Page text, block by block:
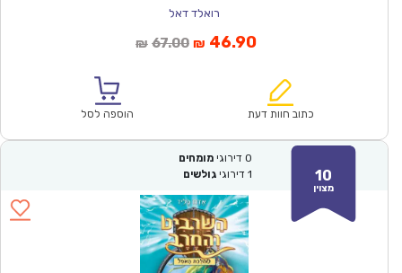
רואלד דאל
₪ 67.00המחיר
₪67.00.
₪ 46.90המחיר
הוא:
כתוב חוות דעת הוספה לסל
10
מצוין
0 דירוגי מומחים
1 דירוגי גולשים